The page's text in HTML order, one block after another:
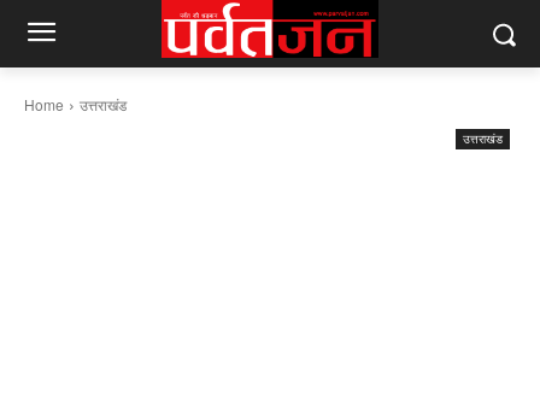
Home उत्तराखंड
उत्तराखंड